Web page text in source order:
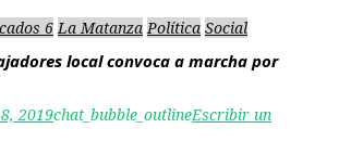
6 La Matanza Política Social
local convoca a marcha por
2019chat_bubble_outlineEscribir un